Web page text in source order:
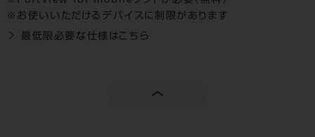
お使いいただけるデバイスに制限があります
最低限必要な仕様はこちら